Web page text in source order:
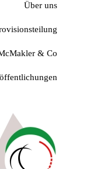
Über uns
& Co